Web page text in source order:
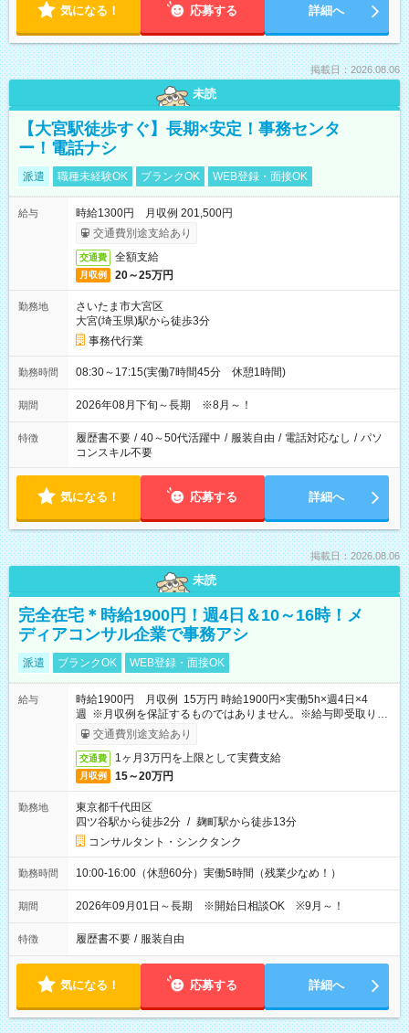
気になる！ 応募する 詳細へ
掲載日：2026.08.06
未読
【大宮駅徒歩すぐ】長期×安定！事務センタ
ー！電話ナシ
派遣 職種未経験OK ブランクOK WEB登録・面接OK
給与
時給1300円 月収例 201,500円
交通費別途支給あり
交通費 全額支給
月収例 20～25万円
勤務地
さいたま市大宮区
大宮(埼玉県)駅から徒歩3分
事務代行業
勤務時間 08:30～17:15(実働7時間45分 休憩1時間)
期間 2026年08月下旬～長期 ※8月～！
特徴 履歴書不要 / 40～50代活躍中 / 服装自由 / 電話対応なし / パソ
コンスキル不要
気になる！ 応募する 詳細へ
掲載日：2026.08.06
未読
完全在宅＊時給1900円！週4日＆10～16時！メ
ディアコンサル企業で事務アシ
派遣 ブランクOK WEB登録・面接OK
給与
時給1900円 月収例 15万円 時給1900円×実働5h×週4日×4
週 ※月収例を保証するものではありません。※給与即受取りサ
ービス利用可（利用条件有）
交通費別途支給あり
交通費 1ヶ月3万円を上限として実費支給
月収例 15～20万円
勤務地
東京都千代田区
四ツ谷駅から徒歩2分 / 麹町駅から徒歩13分
コンサルタント・シンクタンク
勤務時間 10:00-16:00（休憩60分）実働5時間（残業少なめ！）
期間 2026年09月01日～長期 ※開始日相談OK ※9月～！
特徴 履歴書不要 / 服装自由
気になる！ 応募する 詳細へ